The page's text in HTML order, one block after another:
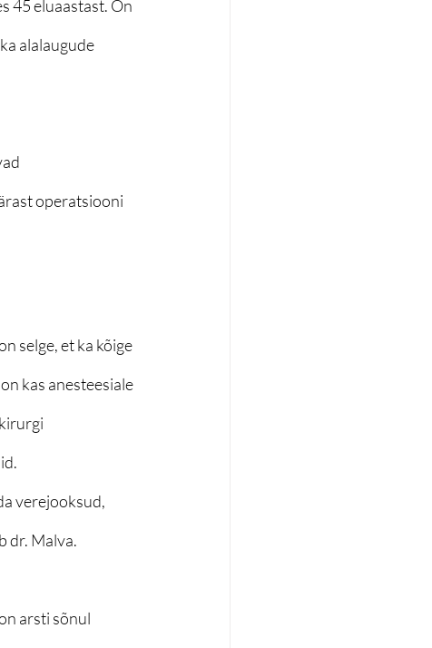
45 eluaastast. On
alalaugude
operatsiooni
selge, et ka kõige
kas anesteesiale
verejooksud,
dr. Malva.
arsti sõnul